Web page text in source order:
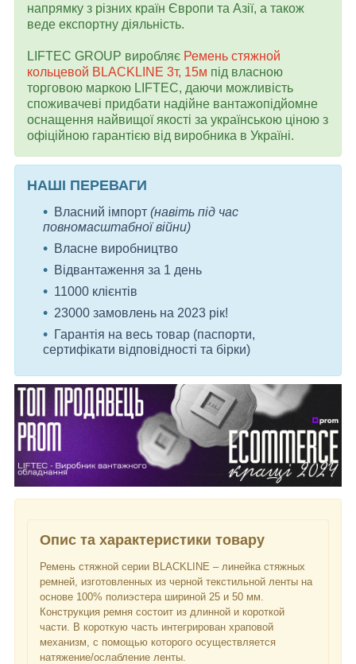
напрямку з різних країн Європи та Азії, а також
веде експортну діяльність.
LIFTEC GROUP виробляє Ремень стяжной
кольцевой BLACKLINE 3т, 15м під власною
торговою маркою LIFTEC, даючи можливість
споживачеві придбати надійне вантажопідйомне
оснащення найвищої якості за українською ціною з
офіційною гарантією від виробника в Україні.
НАШІ ПЕРЕВАГИ
Власний імпорт (навіть під час
повномасштабної війни)
Власне виробництво
Відвантаження за 1 день
11000 клієнтів
23000 замовлень на 2023 рік!
Гарантія на весь товар (паспорти,
сертифікати відповідності та бірки)
Опис та характеристики товару
Ремень стяжной серии BLACKLINE – линейка стяжных
ремней, изготовленных из черной текстильной ленты на
основе 100% полиэстера шириной 25 и 50 мм.
Конструкция ремня состоит из длинной и короткой
части. В короткую часть интегрирован храповой
механизм, с помощью которого осуществляется
натяжение/ослабление ленты.